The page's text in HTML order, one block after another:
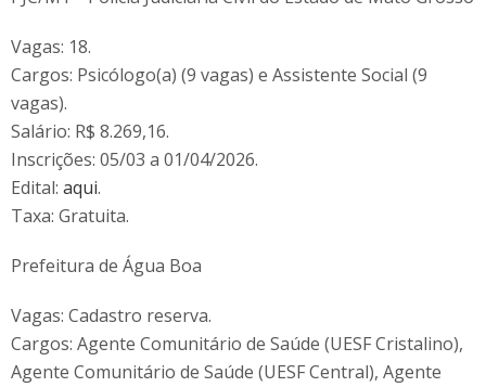
Vagas: 18.
Cargos: Psicólogo(a) (9 vagas) e Assistente Social (9
vagas).
Salário: R$ 8.269,16.
Inscrições: 05/03 a 01/04/2026.
Edital: aqui.
Taxa: Gratuita.
Prefeitura de Água Boa
Vagas: Cadastro reserva.
Cargos: Agente Comunitário de Saúde (UESF Cristalino),
Agente Comunitário de Saúde (UESF Central), Agente